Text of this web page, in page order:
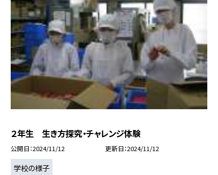
２年生 生き方探究・チャレンジ体験
公開日 2024/11/12 更新日 2024/11/12
学校の様子